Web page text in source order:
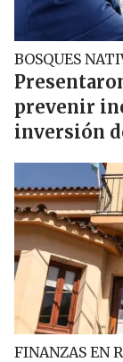
BOSQUES
prevenir
inversión
FINANZAS EN